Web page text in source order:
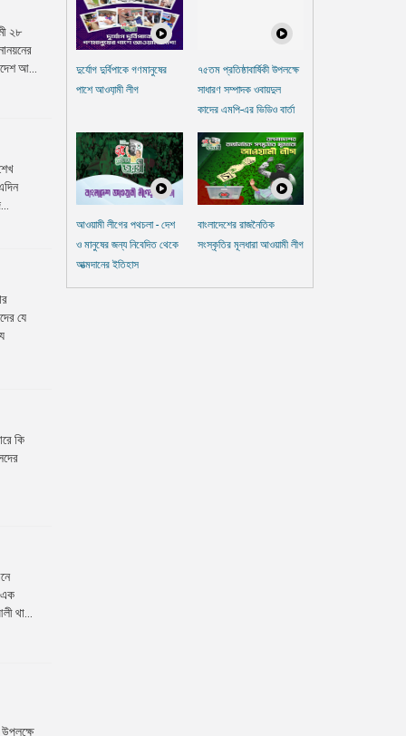
২৮
আ...
যে
কি
এক
থা...
উপলক্ষে
দুর্যোগ দুর্বিপাকে গণমানুষের
পাশে আওযা়মী লীগ
৭৫তম প্রতিষ্ঠাবার্ষিকী উপলক্ষে
সাধারণ সম্পাদক ওবায়দুল
কাদের এমপি-এর ভিডিও বার্তা
আওয়ামী লীগের পথচলা - দেশ
ও মানুষের জন্য নিবেদিত থেকে
আত্মদানের ইতিহাস
বাংলাদেশের রাজনৈতিক
সংস্কৃতির মূলধারা আওয়ামী লীগ